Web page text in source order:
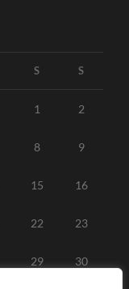
S S
1 2
8 9
15 16
22 23
29 30